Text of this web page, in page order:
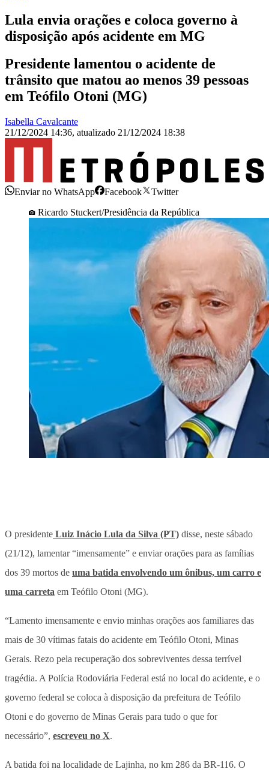
Lula envia orações e coloca governo à
disposição após acidente em MG
Presidente lamentou o acidente de
trânsito que matou ao menos 39 pessoas
em Teófilo Otoni (MG)
Isabella Cavalcante
21/12/2024 14:36, atualizado 21/12/2024 18:38
Enviar no WhatsApp Facebook
Twitter
Ricardo Stuckert/Presidência da República
O presidente Luiz Inácio Lula da Silva (PT) disse, neste sábado
(21/12), lamentar “imensamente” e enviar orações para as famílias
dos 39 mortos de uma batida envolvendo um ônibus, um carro e
uma carreta em Teófilo Otoni (MG).
“Lamento imensamente e envio minhas orações aos familiares das
mais de 30 vítimas fatais do acidente em Teófilo Otoni, Minas
Gerais. Rezo pela recuperação dos sobreviventes dessa terrível
tragédia. A Polícia Rodoviária Federal está no local do acidente, e o
governo federal se coloca à disposição da prefeitura de Teófilo
Otoni e do governo de Minas Gerais para tudo o que for
necessário”, escreveu no X.
A batida foi na localidade de Lajinha, no km 286 da BR-116. O